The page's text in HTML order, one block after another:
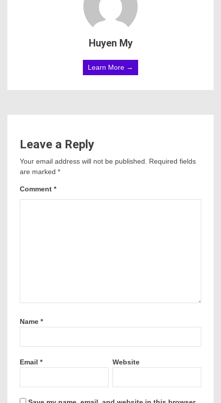
Huyen My
Learn More →
Leave a Reply
Your email address will not be published. Required fields
are marked *
Comment *
Name *
Email * Website